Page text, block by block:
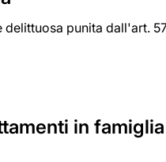
punita dall'art.
in